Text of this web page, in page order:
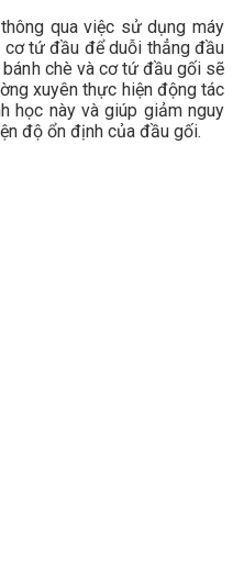
qua việc sử dụng máy
cơ tứ đầu để duỗi thẳng đầu
chè và cơ tứ đầu gối sẽ
xuyên thực hiện động tác
học này và giúp giảm nguy
độ ổn định của đầu gối.